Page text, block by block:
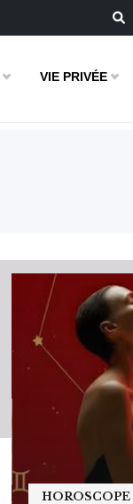
VIE PRIVÉE
HOROSCOPE